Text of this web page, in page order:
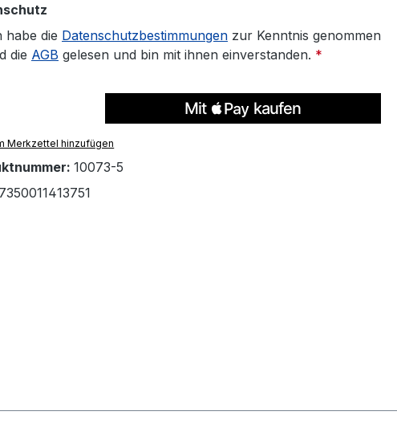
habe die Datenschutzbestimmungen zur Kenntnis genommen
die AGB gelesen und bin mit ihnen einverstanden. *
Merkzettel hinzufügen
10073-5
7350011413751